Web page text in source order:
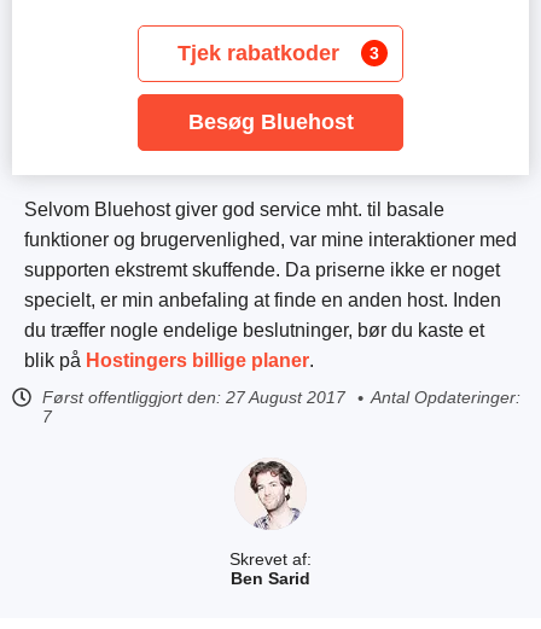
Skrevet af:
Ben Sarid
Selvom Bluehost giver god service mht. til basale
funktioner og brugervenlighed, var mine interaktioner med
supporten ekstremt skuffende. Da priserne ikke er noget
specielt, er min anbefaling at finde en anden host. Inden
du træffer nogle endelige beslutninger, bør du kaste et
blik på Hostingers billige planer.
Først offentliggjort den: 27 August 2017
Antal Opdateringer:
7
Tjek rabatkoder 3
Besøg Bluehost